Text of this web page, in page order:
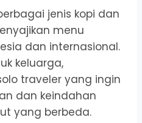
jenis kopi dan
menu
dan internasional.
keluarga,
traveler yang ingin
dan keindahan
yang berbeda.